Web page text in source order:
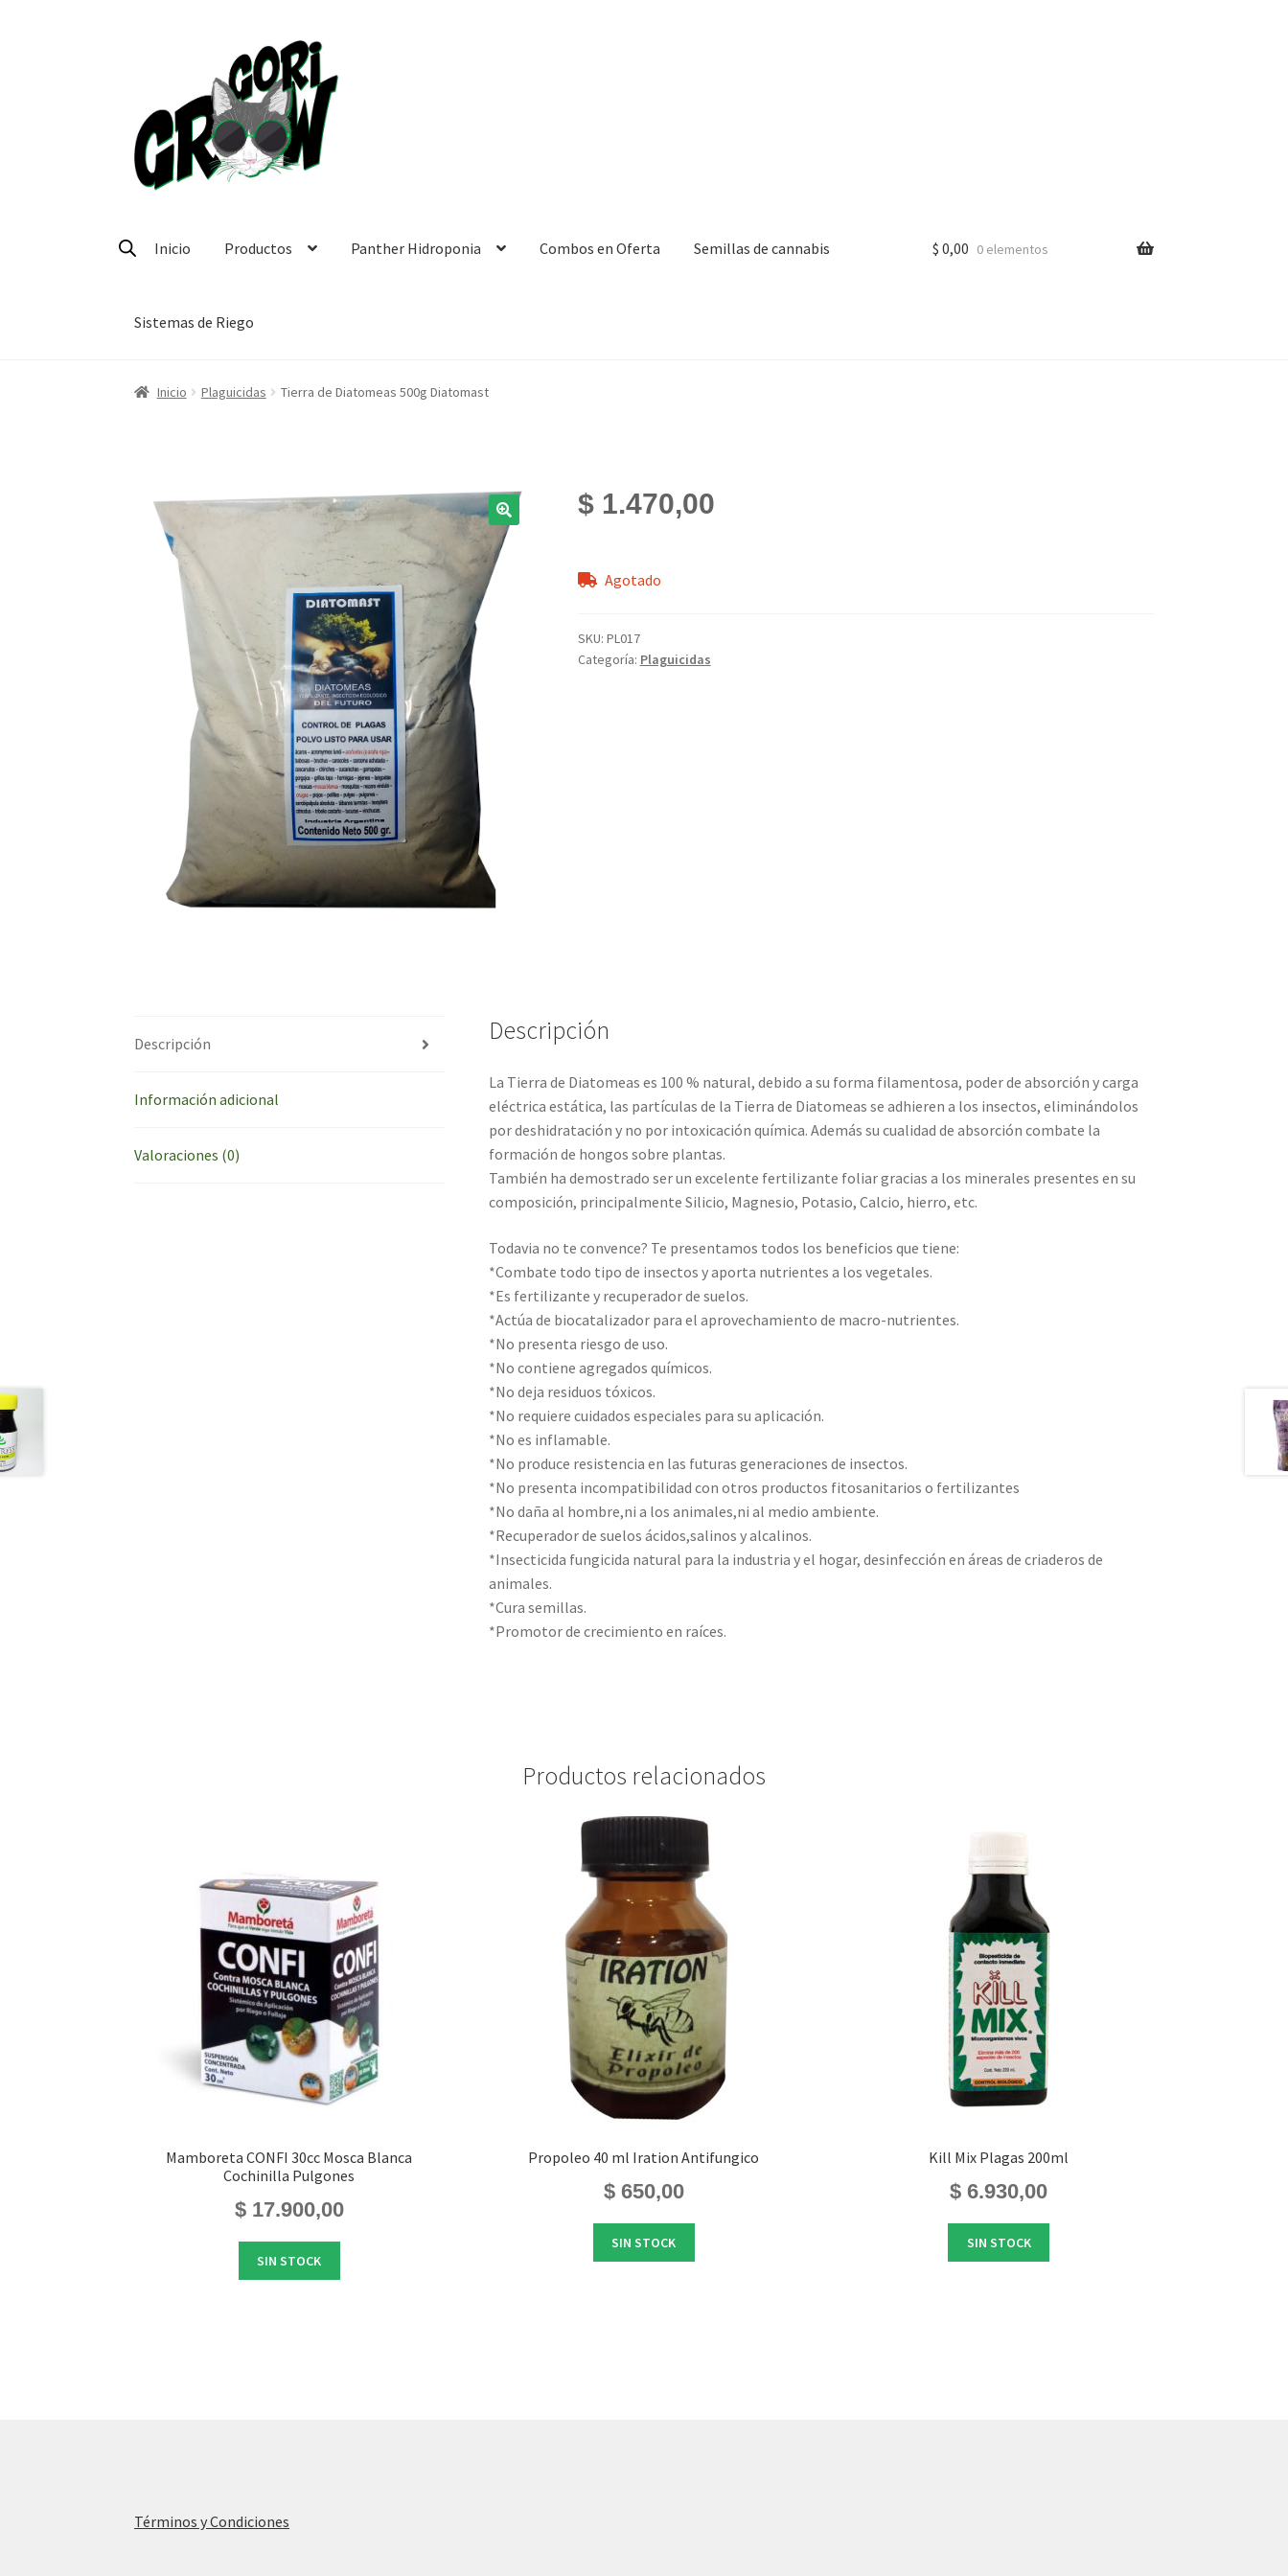
navegación
página
Inicio Productos Panther Hidroponia Combos en Oferta Semillas de cannabis
Sistemas de Riego
$ 0,00 0 elementos
Inicio Plaguicidas Tierra de Diatomeas 500g Diatomast
$1.470,00
Agotado
SKU: PL017
Categoría: Plaguicidas
Descripción
Información adicional
Valoraciones (0)
Descripción
La Tierra de Diatomeas es 100 % natural, debido a su forma filamentosa, poder de absorción y carga
eléctrica estática, las partículas de la Tierra de Diatomeas se adhieren a los insectos, eliminándolos
por deshidratación y no por intoxicación química. Además su cualidad de absorción combate la
formación de hongos sobre plantas.
También ha demostrado ser un excelente fertilizante foliar gracias a los minerales presentes en su
composición, principalmente Silicio, Magnesio, Potasio, Calcio, hierro, etc.
Todavia no te convence? Te presentamos todos los beneficios que tiene:
*Combate todo tipo de insectos y aporta nutrientes a los vegetales.
*Es fertilizante y recuperador de suelos.
*Actúa de biocatalizador para el aprovechamiento de macro-nutrientes.
*No presenta riesgo de uso.
*No contiene agregados químicos.
*No deja residuos tóxicos.
*No requiere cuidados especiales para su aplicación.
*No es inflamable.
*No produce resistencia en las futuras generaciones de insectos.
*No presenta incompatibilidad con otros productos fitosanitarios o fertilizantes
*No daña al hombre,ni a los animales,ni al medio ambiente.
*Recuperador de suelos ácidos,salinos y alcalinos.
*Insecticida fungicida natural para la industria y el hogar, desinfección en áreas de criaderos de
animales.
*Cura semillas.
*Promotor de crecimiento en raíces.
Productos relacionados
Mamboreta CONFI 30cc Mosca Blanca
Cochinilla Pulgones
$17.900,00
SIN STOCK
Propoleo 40 ml Iration Antifungico
$650,00
SIN STOCK
Kill Mix Plagas 200ml
$ 6.930,00
SIN STOCK
Términos y Condiciones